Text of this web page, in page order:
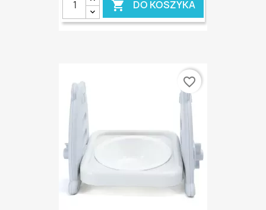
 DO KOSZYKA
favorite_border